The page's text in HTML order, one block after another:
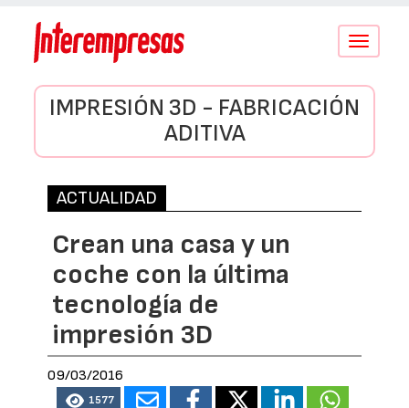
Conmutar
IMPRESIÓN 3D - FABRICACIÓN
ADITIVA
ACTUALIDAD
Crean una casa y un
coche con la última
tecnología de
impresión 3D
09/03/2016
1577